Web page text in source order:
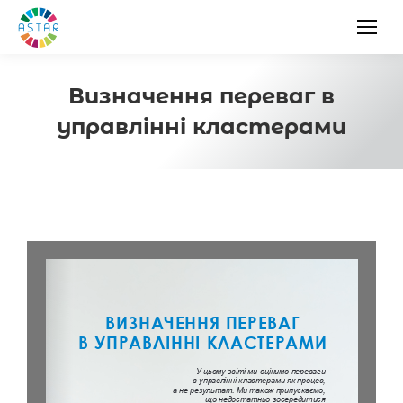
Визначення переваг в
управлінні кластерами